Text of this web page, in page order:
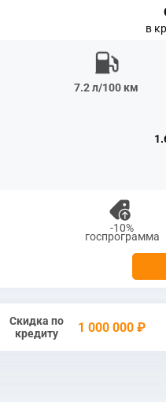
в
7.2 л/100 км
-10%
госпрограмма
Скидка по
кредиту
1 000 000 ₽